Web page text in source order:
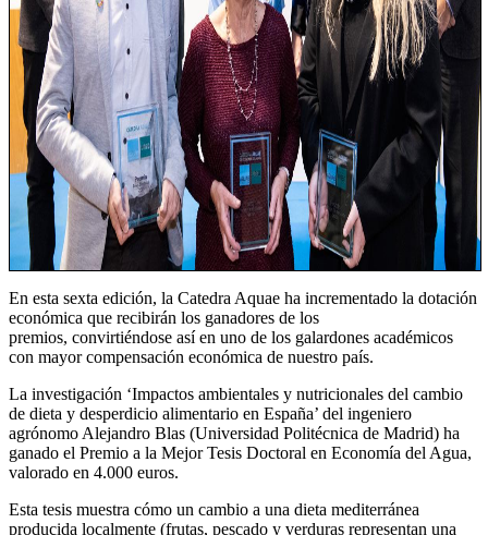
En esta sexta edición, la Catedra Aquae ha incrementado la dotación
económica que recibirán los ganadores de los
premios, convirtiéndose así en uno de los galardones académicos
con mayor compensación económica de nuestro país.
La investigación ‘Impactos ambientales y nutricionales del cambio
de dieta y desperdicio alimentario en España’ del ingeniero
agrónomo Alejandro Blas (Universidad Politécnica de Madrid) ha
ganado el Premio a la Mejor Tesis Doctoral en Economía del Agua,
valorado en 4.000 euros.
Esta tesis muestra cómo un cambio a una dieta mediterránea
producida localmente (frutas, pescado y verduras representan una